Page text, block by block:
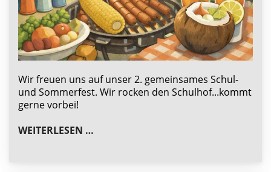
Wir freuen uns auf unser 2. gemeinsames Schul-
und Sommerfest. Wir rocken den Schulhof...kommt
gerne vorbei!
WEITERLESEN …